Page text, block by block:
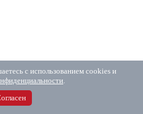
с использованием cookies и
.